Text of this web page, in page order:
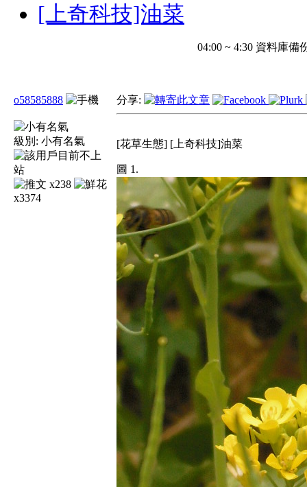
[上奇科技]油菜
04:00 ~ 4:30 資料庫
o58585888
級別: 小有名氣
x238
x3374
分享:
[花草生態] [上奇科技]油菜
圖 1.